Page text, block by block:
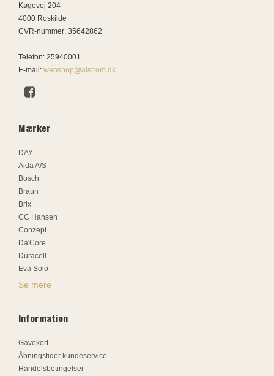
Køgevej 204
4000 Roskilde
CVR-nummer: 35642862
Telefon: 25940001
E-mail: webshop@alstrom.dk
Mærker
DAY
Aida A/S
Bosch
Braun
Brix
CC Hansen
Conzept
Da'Core
Duracell
Eva Solo
Se mere
Information
Gavekort
Åbningstider kundeservice
Handelsbetingelser